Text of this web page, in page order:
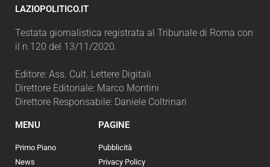
LAZIOPOLITICO.IT
Testata giornalistica registrata al Tribunale di Roma con
il n.120 del 13/11/2020.
Editore: Ass. Cult. Lettere Digitali
Direttore Editoriale: Marco Montini
Direttore Responsabile: Daniele Coltrinari
MENU
Primo Piano
News
PAGINE
Pubblicità
Privacy Policy